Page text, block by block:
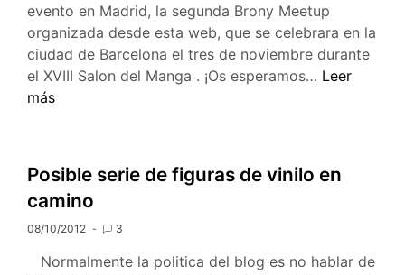
evento en Madrid, la segunda Brony Meetup
organizada desde esta web, que se celebrara en la
ciudad de Barcelona el tres de noviembre durante
el XVIII Salon del Manga . ¡Os esperamos… Brony
Manga
Leer
más
Posible serie de figuras de vinilo en
camino
08/10/2012 3
Normalmente la politica del blog es no hablar de